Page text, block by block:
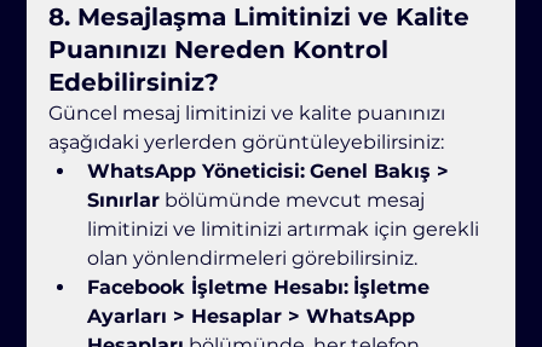
8. Mesajlaşma Limitinizi ve Kalite
Puanınızı Nereden Kontrol
Edebilirsiniz?
Güncel mesaj limitinizi ve kalite puanınızı
aşağıdaki yerlerden görüntüleyebilirsiniz:
WhatsApp Yöneticisi: Genel Bakış >
Sınırlar bölümünde mevcut mesaj
limitinizi ve limitinizi artırmak için gerekli
olan yönlendirmeleri görebilirsiniz.
Facebook İşletme Hesabı: İşletme
Ayarları > Hesaplar > WhatsApp